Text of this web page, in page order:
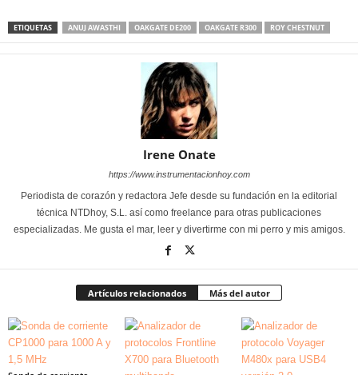
ETIQUETAS ANUJ AWASTHI OAKGATE DE200 OAKGATE R300 ROY CHESTNUT
Irene Onate
https://www.instrumentacionhoy.com
Periodista de corazón y redactora Jefe desde su fundación en la editorial
técnica NTDhoy, S.L. así como freelance para otras publicaciones
especializadas. Me gusta el mar, leer y divertirme con mi perro y mis amigos.
Artículos relacionados Más del autor